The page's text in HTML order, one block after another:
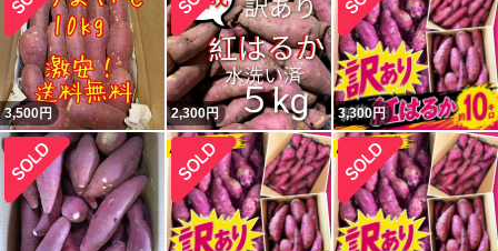
3,500円 2,300円 3,300円